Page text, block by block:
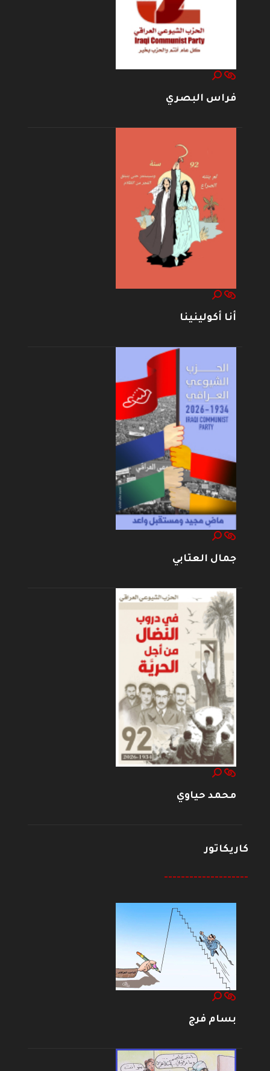
فراس البصري
أنا أكولينينا
جمال العتابي
محمد حياوي
كاريكاتور
--------------------
بسام فرج